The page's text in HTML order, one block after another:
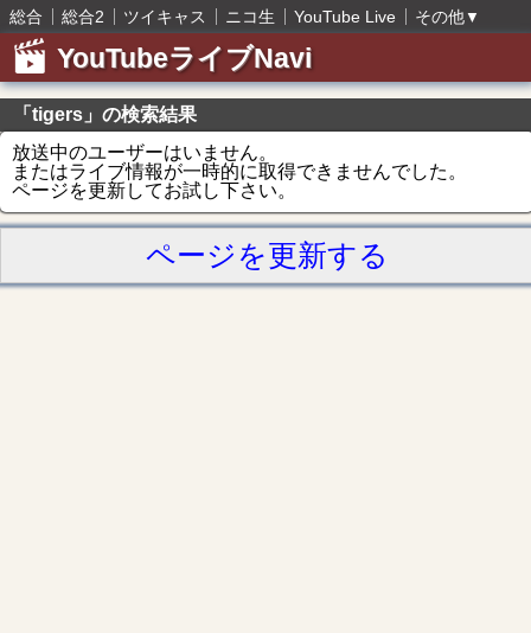
総合 総合2 ツイキャス ニコ生 YouTube Live その他▼
YouTubeライブNavi
「tigers」の検索結果
放送中のユーザーはいません。
またはライブ情報が一時的に取得できませんでした。
ページを更新してお試し下さい。
ページを更新する